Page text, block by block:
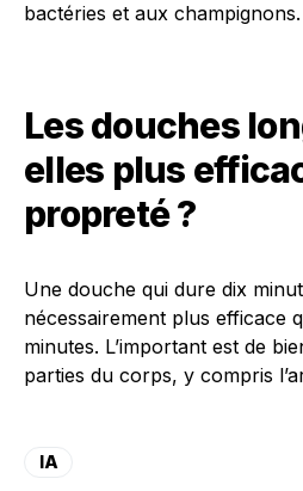
bactéries et aux champignons.
Les douches
elles plus
propreté ?
Une douche qui dure dix
nécessairement plus efficace
minutes. L’important est de
parties du corps, y compris
IA